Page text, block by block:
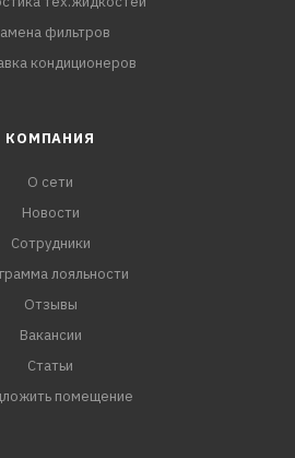
фильтров
кондиционеров
КОМПАНИЯ
О сети
Новости
Сотрудники
лояльности
Отзывы
Вакансии
Статьи
помещение